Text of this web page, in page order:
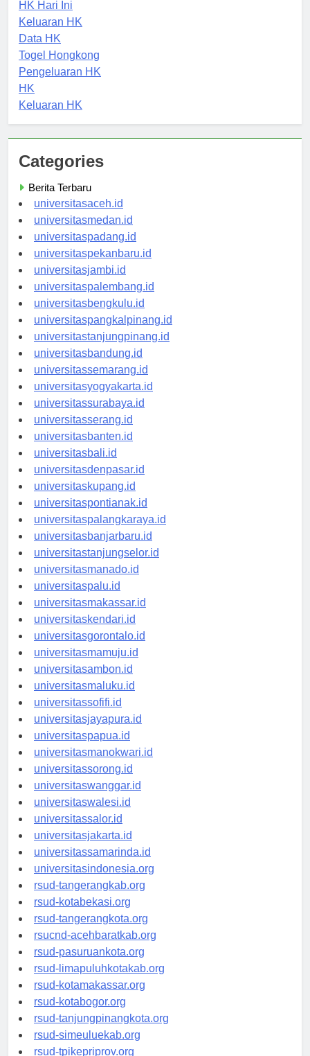
HK Hari Ini
Keluaran HK
Data HK
Togel Hongkong
Pengeluaran HK
HK
Categories
Berita Terbaru
universitasaceh.id
universitasmedan.id
universitaspadang.id
universitaspekanbaru.id
universitasjambi.id
universitaspalembang.id
universitasbengkulu.id
universitaspangkalpinang.id
universitastanjungpinang.id
universitasbandung.id
universitassemarang.id
universitasyogyakarta.id
universitassurabaya.id
universitasserang.id
universitasbanten.id
universitasbali.id
universitasdenpasar.id
universitaskupang.id
universitaspontianak.id
universitaspalangkaraya.id
universitasbanjarbaru.id
universitastanjungselor.id
universitasmanado.id
universitaspalu.id
universitasmakassar.id
universitaskendari.id
universitasgorontalo.id
universitasmamuju.id
universitasambon.id
universitasmaluku.id
universitassofifi.id
universitasjayapura.id
universitaspapua.id
universitasmanokwari.id
universitassorong.id
universitaswanggar.id
universitaswalesi.id
universitassalor.id
universitasjakarta.id
universitassamarinda.id
universitasindonesia.org
rsud-tangerangkab.org
rsud-kotabekasi.org
rsud-tangerangkota.org
rsucnd-acehbaratkab.org
rsud-pasuruankota.org
rsud-limapuluhkotakab.org
rsud-kotamakassar.org
rsud-kotabogor.org
rsud-tanjungpinangkota.org
rsud-simeuluekab.org